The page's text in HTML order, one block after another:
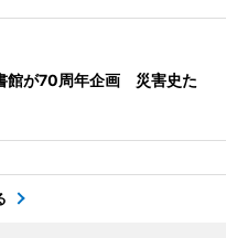
館が70周年企画 災害史た